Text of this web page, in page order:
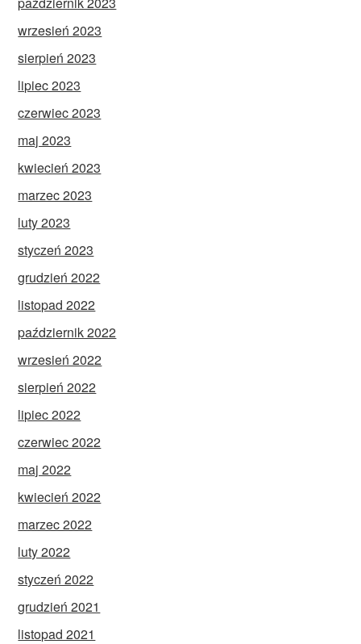
wrzesień 2023
sierpień 2023
lipiec 2023
czerwiec 2023
maj 2023
kwiecień 2023
marzec 2023
luty 2023
styczeń 2023
grudzień 2022
listopad 2022
październik 2022
wrzesień 2022
sierpień 2022
lipiec 2022
czerwiec 2022
maj 2022
kwiecień 2022
marzec 2022
luty 2022
styczeń 2022
grudzień 2021
listopad 2021